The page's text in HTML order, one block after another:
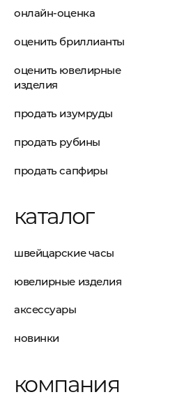
онлайн-оценка
оценить бриллианты
оценить ювелирные
изделия
продать изумруды
продать рубины
продать сапфиры
каталог
швейцарские часы
ювелирные изделия
аксессуары
новинки
компания